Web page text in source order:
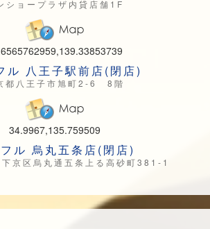
ショープラザ内貸店舗1F
ル 八王子駅前店(閉店)
都八王子市旭町2-6 8階
34.9967,135.759509
ル 烏丸五条店(閉店)
京区烏丸通五条上る高砂町381-1